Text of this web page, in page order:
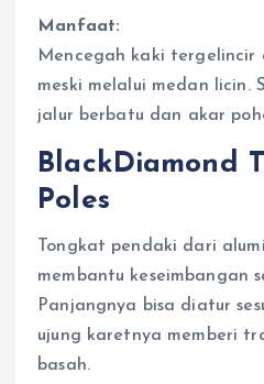
Manfaat:
Mencegah kaki
meski melalui medan licin.
jalur berbatu dan akar
BlackDiamond
Poles
Tongkat pendaki dari
membantu keseimbangan
Panjangnya bisa diatur
ujung karetnya memberi
basah.